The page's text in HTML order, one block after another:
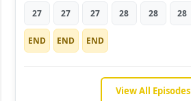
27 27 27 28 28 28
END END END
View All Episodes